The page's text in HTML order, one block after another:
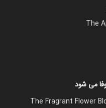
The
می شود
The Fragrant Flower